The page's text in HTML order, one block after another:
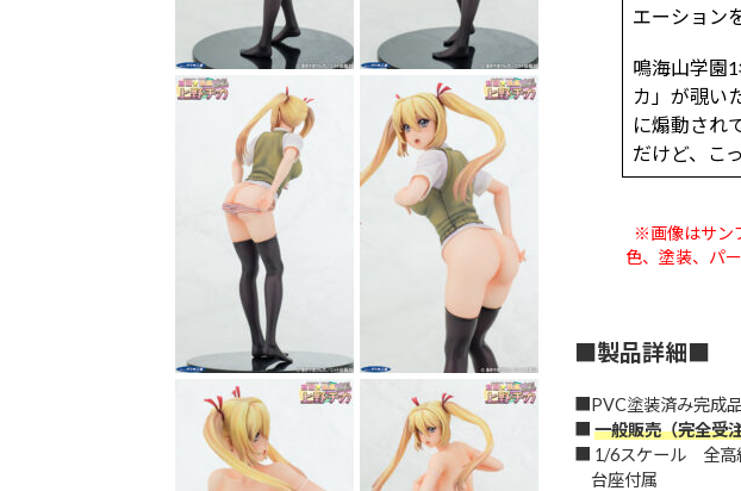
エーション
鳴海山学園
カ」が覗い
に煽動され
だけど、こ
※画像はサン
色、塗装、パ
■製品詳細■
■PVC塗装済み完成
一般販売（完全受
■ 1/6スケール 全高
台座付属